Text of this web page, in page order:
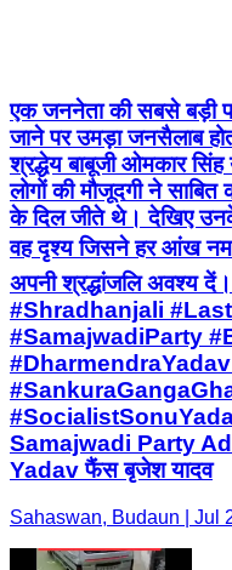
एक जननेता की सबसे बड़ी
जाने पर उमड़ा जनसैलाब
श्रद्धेय बाबूजी ओमकार सिंह
लोगों की मौजूदगी ने साबित
के दिल जीते थे। देखिए
वह दृश्य जिसने हर आंख
अपनी श्रद्धांजलि अवश्य
#Shradhanjali
#SamajwadiParty
Samajwadi Party
Yadav फैंस बृजेश यादव
Sahaswan, Budaun | Jul